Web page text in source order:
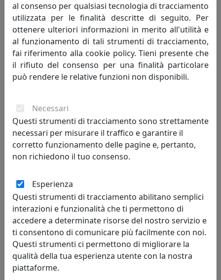
OROLOGIO DA PARETE A CHIASMO KING, COD. 0OR3310C44
OROLOGIO PAPILLON, COD. 0OR3220C26
Arti e Mestieri
al consenso per qualsiasi tecnologia di tracciamento
utilizzata per le finalità descritte di seguito. Per
ottenere ulteriori informazioni in merito all'utilità e
al funzionamento di tali strumenti di tracciamento,
fai riferimento alla cookie policy. Tieni presente che
il rifiuto del consenso per una finalità particolare
può rendere le relative funzioni non disponibili.
Necessari
Questi strumenti di tracciamento sono strettamente
necessari per misurare il traffico e garantire il
corretto funzionamento delle pagine e, pertanto,
non richiedono il tuo consenso.
Esperienza
Questi strumenti di tracciamento abilitano semplici
interazioni e funzionalità che ti permettono di
accedere a determinate risorse del nostro servizio e
ti consentono di comunicare più facilmente con noi.
Questi strumenti ci permettono di migliorare la
qualità della tua esperienza utente con la nostra
piattaforme.